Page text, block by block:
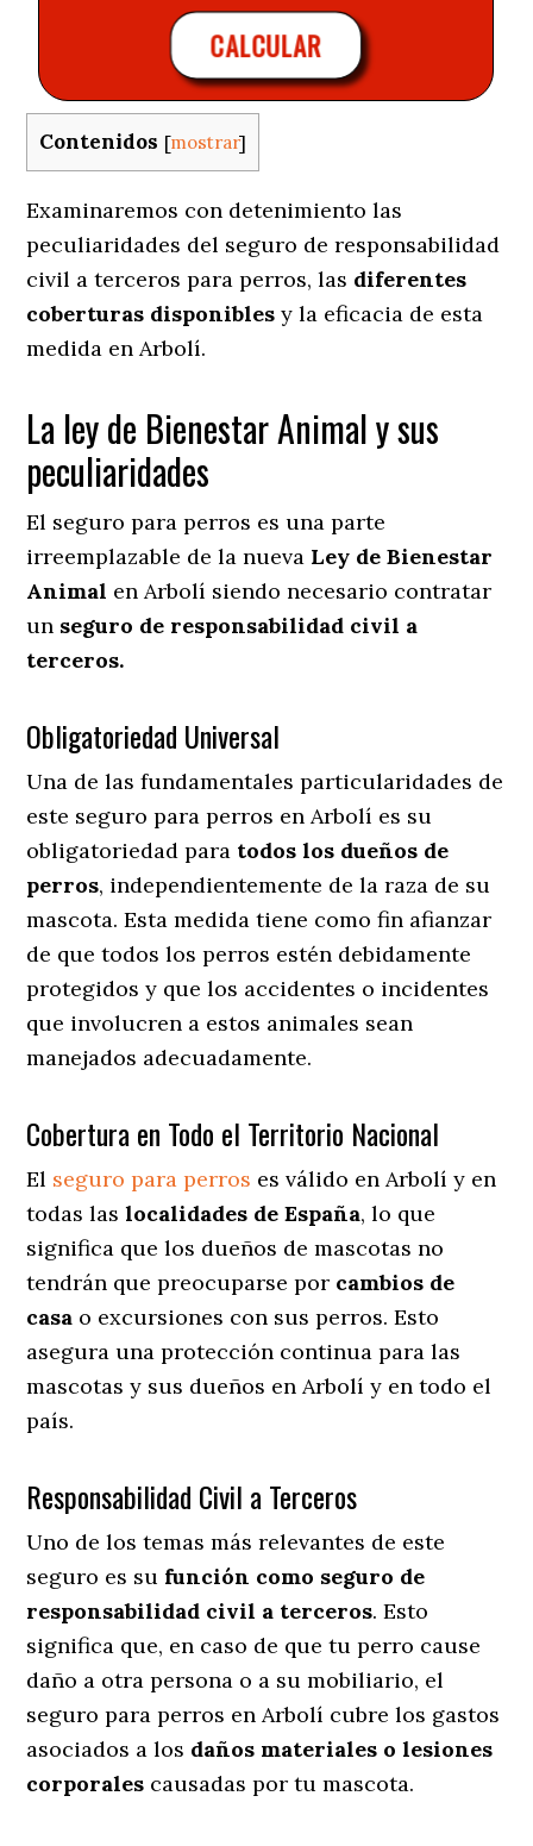
CALCULAR
Contenidos [mostrar]
Examinaremos con detenimiento las
peculiaridades del seguro de responsabilidad
civil a terceros para perros, las diferentes
coberturas disponibles y la eficacia de esta
medida en Arbolí.
La ley de Bienestar Animal y sus
peculiaridades
El seguro para perros es una parte
irreemplazable de la nueva Ley de Bienestar
Animal en Arbolí siendo necesario contratar
un seguro de responsabilidad civil a
terceros.
Obligatoriedad Universal
Una de las fundamentales particularidades de
este seguro para perros en Arbolí es su
obligatoriedad para todos los dueños de
perros, independientemente de la raza de su
mascota. Esta medida tiene como fin afianzar
de que todos los perros estén debidamente
protegidos y que los accidentes o incidentes
que involucren a estos animales sean
manejados adecuadamente.
Cobertura en Todo el Territorio Nacional
El seguro para perros es válido en Arbolí y en
todas laslocalidades de España, lo que
significa que los dueños de mascotas no
tendrán que preocuparse por cambios de
casa o excursiones con sus perros. Esto
asegura una protección continua para las
mascotas y sus dueños en Arbolí y en todo el
país.
Responsabilidad Civil a Terceros
Uno de los temas más relevantes de este
seguro es su función como seguro de
responsabilidad civil a terceros. Esto
significa que, en caso de que tu perro cause
daño a otra persona o a su mobiliario, el
seguro para perros en Arbolí cubre los gastos
asociados a los daños materiales o lesiones
corporales causadas por tu mascota.